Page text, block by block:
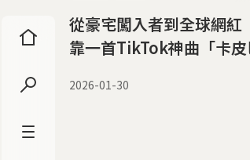
從豪宅闖入者到全球網
靠一首TikTok神曲「卡
2026-01-30